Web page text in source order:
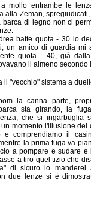
mollo entrambe le
alla Zeman,
di legno non ci
batte quota - 30 io
un amico di guardia mi
quota - 40, già
li almeno secondo
il "vecchio" sistema a
la canna parte,
sta girando, la
che si ingarbuglia
momento l'illusione del
e comprendiamo il
la prima fuga va
a pompare e sudare e
a tiro quel tizio che
di sicuro lo manderei
due lenze si è